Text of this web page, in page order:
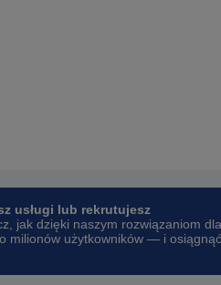
usługi lub rekrutujesz
jak dzięki naszym rozwiązaniom dla
milionów użytkowników — i osiągnąć